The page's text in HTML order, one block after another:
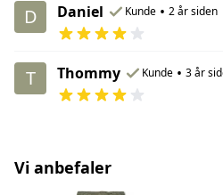
D Daniel Kunde • 2 år siden
T Thommy Kunde • 3 år
Vi anbefaler